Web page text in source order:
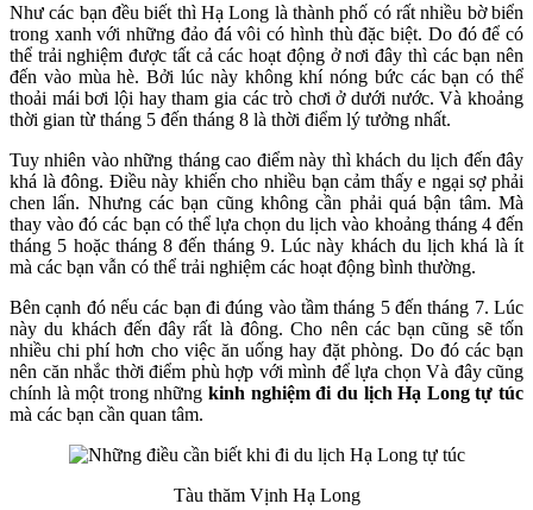
Như các bạn đều biết thì Hạ Long là thành phố có rất nhiều bờ biển
trong xanh với những đảo đá vôi có hình thù đặc biệt. Do đó để có
thể trải nghiệm được tất cả các hoạt động ở nơi đây thì các bạn nên
đến vào mùa hè. Bởi lúc này không khí nóng bức các bạn có thể
thoải mái bơi lội hay tham gia các trò chơi ở dưới nước. Và khoảng
thời gian từ tháng 5 đến tháng 8 là thời điểm lý tưởng nhất.
Tuy nhiên vào những tháng cao điểm này thì khách du lịch đến đây
khá là đông. Điều này khiến cho nhiều bạn cảm thấy e ngại sợ phải
chen lấn. Nhưng các bạn cũng không cần phải quá bận tâm. Mà
thay vào đó các bạn có thể lựa chọn du lịch vào khoảng tháng 4 đến
tháng 5 hoặc tháng 8 đến tháng 9. Lúc này khách du lịch khá là ít
mà các bạn vẫn có thể trải nghiệm các hoạt động bình thường.
Bên cạnh đó nếu các bạn đi đúng vào tầm tháng 5 đến tháng 7. Lúc
này du khách đến đây rất là đông. Cho nên các bạn cũng sẽ tốn
nhiều chi phí hơn cho việc ăn uống hay đặt phòng. Do đó các bạn
nên căn nhắc thời điểm phù hợp với mình để lựa chọn Và đây cũng
chính là một trong những kinh nghiệm đi du lịch Hạ Long tự túc
mà các bạn cần quan tâm.
Tàu thăm Vịnh Hạ Long